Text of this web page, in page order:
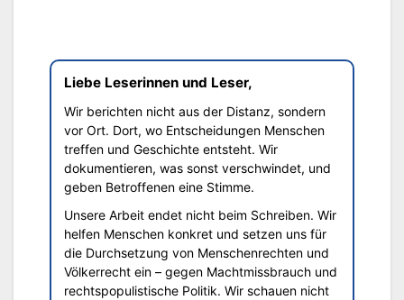
Liebe Leserinnen und Leser,
Wir berichten nicht aus der Distanz, sondern
vor Ort. Dort, wo Entscheidungen Menschen
treffen und Geschichte entsteht. Wir
dokumentieren, was sonst verschwindet, und
geben Betroffenen eine Stimme.
Unsere Arbeit endet nicht beim Schreiben. Wir
helfen Menschen konkret und setzen uns für
die Durchsetzung von Menschenrechten und
Völkerrecht ein – gegen Machtmissbrauch und
rechtspopulistische Politik. Wir schauen nicht